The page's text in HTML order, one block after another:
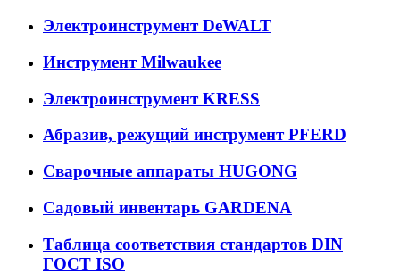
Электроинструмент DeWALT
Инструмент Milwaukee
Электроинструмент KRESS
Абразив, режущий инструмент PFERD
Сварочные аппараты HUGONG
Садовый инвентарь GARDENA
Таблица соответствия стандартов DIN
ГОСТ ISO